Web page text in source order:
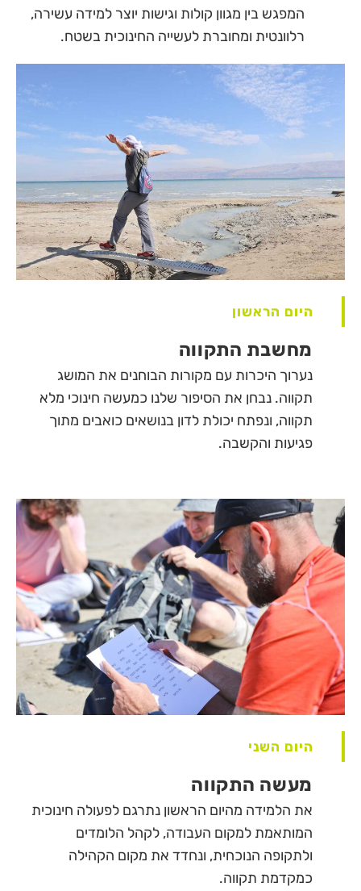
המפגש בין מגוון קולות וגישות יוצר למידה עשירה,
רלוונטית ומחוברת לעשייה החינוכית בשטח.
היום הראשון
מחשבת התקווה
נערוך היכרות עם מקורות הבוחנים את המושג
תקווה. נבחן את הסיפור שלנו כמעשה חינוכי מלא
תקווה, ונפתח יכולת לדון בנושאים כואבים מתוך
פגיעות והקשבה.
היום השני
מעשה התקווה
את הלמידה מהיום הראשון נתרגם לפעולה חינוכית
המותאמת למקום העבודה, לקהל הלומדים
ולתקופה הנוכחית, ונחדד את מקום הקהילה
כמקדמת תקווה.